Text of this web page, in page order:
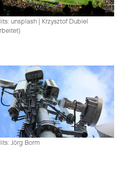
unsplash | Krzysztof Dubiel
Jörg Borm